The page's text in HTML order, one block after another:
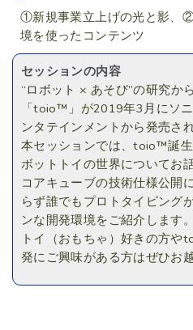
①新規事業立上げの光と影、
境を使ったコンテンツ
セッションの内容
“ロボット × あそび”の研究か
「toio™」が2019年3月にソ
ンタテインメントから発売さ
本セッションでは、toio™誕
ボットトイの世界についてお
コアキューブの技術仕様公開
らず誰でもプロトタイピング
ンな開発環境をご紹介します。
トイ（おもちゃ）好きの方
発にご興味がある方はぜひお